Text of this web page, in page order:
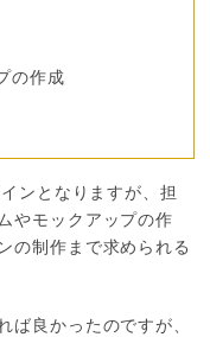
の作成
ンとなりますが、担
やモックアップの作
の制作まで求められる
ば良かったのですが、